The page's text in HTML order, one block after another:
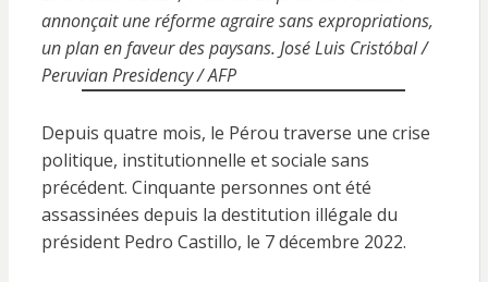
annonçait une réforme agraire sans expropriations,
un plan en faveur des paysans. José Luis Cristóbal /
Peruvian Presidency / AFP
Depuis quatre mois, le Pérou traverse une crise
politique, institutionnelle et sociale sans
précédent. Cinquante personnes ont été
assassinées depuis la destitution illégale du
président Pedro Castillo, le 7 décembre 2022.